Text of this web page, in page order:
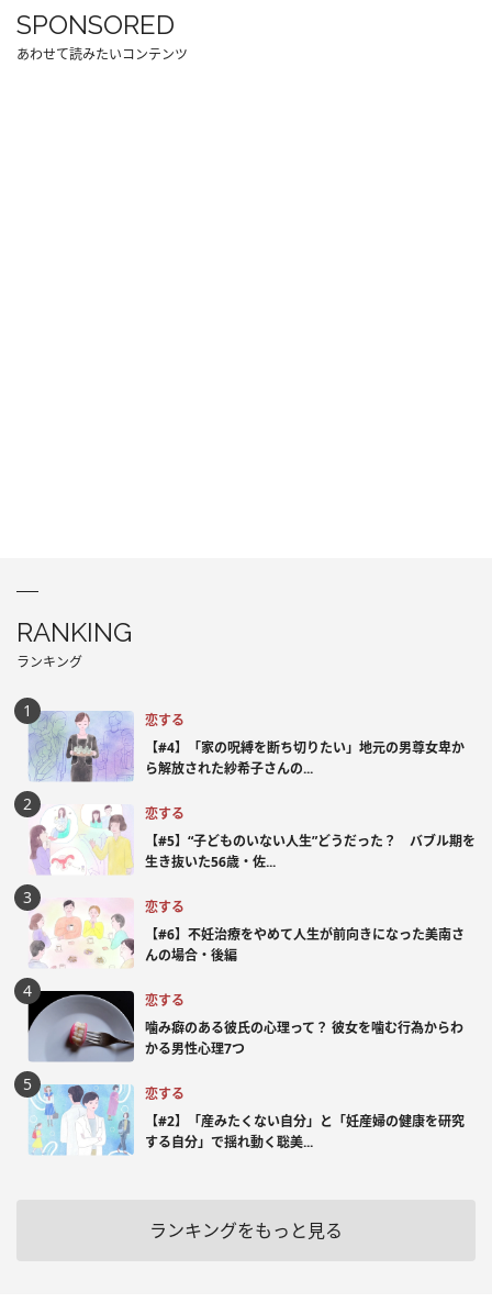
SPONSORED
あわせて読みたいコンテンツ
RANKING
ランキング
恋する
【#4】「家の呪縛を断ち切りたい」地元の男尊女卑か
ら解放された紗希子さんの...
恋する
【#5】“子どものいない人生”どうだった？ バブル期を
生き抜いた56歳・佐...
恋する
【#6】不妊治療をやめて人生が前向きになった美南さ
んの場合・後編
恋する
噛み癖のある彼氏の心理って？ 彼女を噛む行為からわ
かる男性心理7つ
恋する
【#2】「産みたくない自分」と「妊産婦の健康を研究
する自分」で揺れ動く聡美...
ランキングをもっと見る